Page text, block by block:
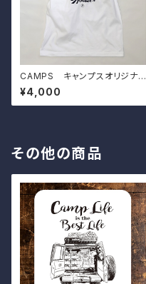
CAMPS キャンプスオリジナル
Tシャツ【 JOE KANESHIRO H
ouse 】
¥4,000
その他の商品